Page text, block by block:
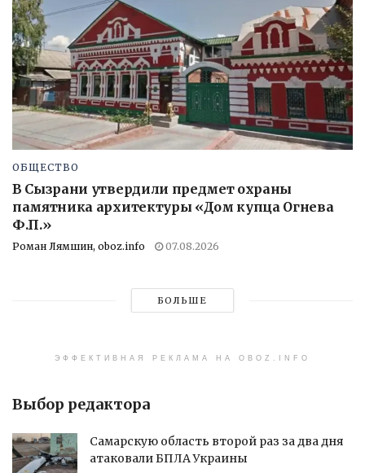
ОБЩЕСТВО
В Сызрани утвердили предмет охраны
памятника архитектуры «Дом купца Огнева
Ф.П.»
Роман Лямшин, oboz.info 07.08.2026
БОЛЬШЕ
ЭФФЕКТИВНАЯ РЕКЛАМА НА OBOZ.INFO
Выбор редактора
Самарскую область второй раз за два дня
атаковали БПЛА Украины